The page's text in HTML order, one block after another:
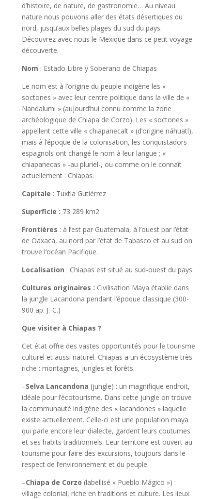
d’histoire, de nature, de gastronomie… Au niveau
nature nous pouvons aller des états désertiques du
nord, jusqu’aux belles plages du sud du pays.
Découvrez avec nous le Mexique dans ce petit voyage
découverte.
Nom : Estado Libre y Soberano de Chiapas
Le nom est à l’origine du peuple indigène les «
soctones » avec leur centre politique dans la ville de «
Nandalumi » (aujourd’hui connu comme la zone
archéologique de Chiapa de Corzo). Les « soctones »
appellent cette ville « chiapanecalt » (d’origine náhuatl),
mais à l’époque de la colonisation, les conquistadors
espagnols ont changé le nom à leur langue ; «
chiapanecas » -au pluriel-, ou comme on le connaît
actuellement : Chiapas.
Capitale : Tuxtla Gutiérrez
Superficie : 73 289 km2
Frontières : à l’est par Guatemala, à l’ouest par l’état
de Oaxaca, au nord par l’état de Tabasco et au sud on
trouve l’océan Pacifique.
Localisation : Chiapas est situé au sud-ouest du pays.
Cultures originaires : Civilisation Maya établie dans
la jungle Lacandona pendant l’époque classique (300-
900 ap. J.-C.)
Que visiter à Chiapas ?
Cet état offre des vastes opportunités pour le tourisme
culturel et aussi naturel. Chiapas a un écosystème très
riche : montagnes, jungles et forêts.
–Selva Lancandona (jungle) : un magnifique endroit,
idéale pour l’écotourisme. Dans cette jungle on trouve
la communauté indigène des « lacandones » laquelle
existe actuellement. Celle-ci est une population maya
qui parle encore leur dialecte, gardent leurs coutumes
et ses habits traditionnels. Leur territoire est ouvert au
tourisme pour faire des excursions, toujours dans le
respect de l’environnement et du peuple.
–Chiapa de Corzo (labellisé « Pueblo Mágico ») :
village colonial, riche en traditions et culture. Les lieux